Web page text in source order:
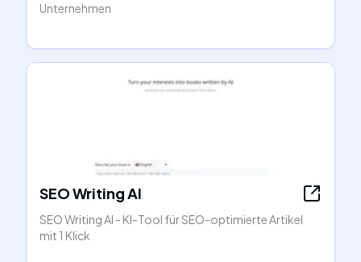
Unternehmen
SEO Writing AI
SEO Writing AI - KI-Tool für SEO-optimierte Artikel
mit 1 Klick